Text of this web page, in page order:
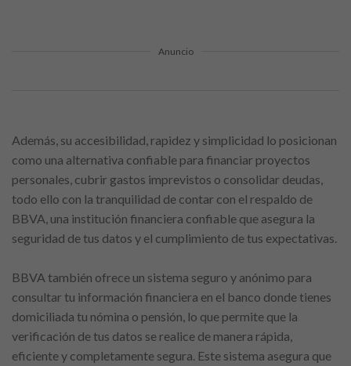
Anuncio
Además, su accesibilidad, rapidez y simplicidad lo posicionan
como una alternativa confiable para financiar proyectos
personales, cubrir gastos imprevistos o consolidar deudas,
todo ello con la tranquilidad de contar con el respaldo de
BBVA, una institución financiera confiable que asegura la
seguridad de tus datos y el cumplimiento de tus expectativas.
BBVA también ofrece un sistema seguro y anónimo para
consultar tu información financiera en el banco donde tienes
domiciliada tu nómina o pensión, lo que permite que la
verificación de tus datos se realice de manera rápida,
eficiente y completamente segura. Este sistema asegura que